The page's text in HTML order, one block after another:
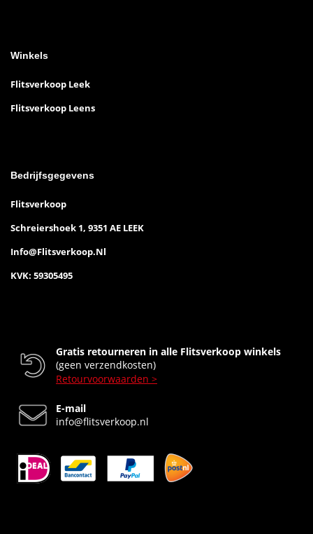
Winkels
Flitsverkoop Leek
Flitsverkoop Leens
Bedrijfsgegevens
Flitsverkoop
Schreiershoek 1, 9351 AE LEEK
Info@flitsverkoop.nl
KVK: 59305495
Gratis retourneren in alle Flitsverkoop winkels
(geen verzendkosten)
Retourvoorwaarden >
E-mail
info@flitsverkoop.nl